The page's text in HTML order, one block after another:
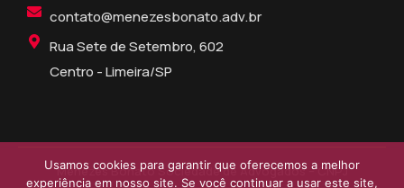
contato@menezesbonato.adv.br
Rua Sete de Setembro, 602
Centro - Limeira/SP
Menezes Bonato Sociedade de Advogados – CNPJ
Usamos cookies para garantir que oferecemos a melhor
experiência em nosso site. Se você continuar a usar este site,